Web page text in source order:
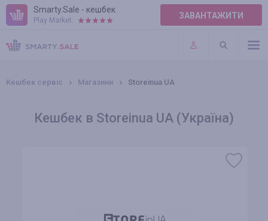
Smarty.Sale - кешбек
Play Market: ЗАВАНТАЖИТИ
ПРАВИЛА
ПЛАГІНИ
Кешбек сервіс Магазини Storeinua UA
Кешбек в Storeinua UA (Україна)